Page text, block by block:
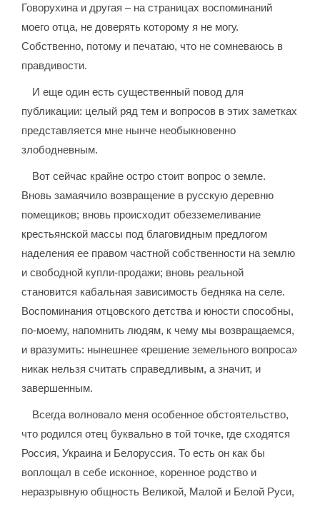
Говорухина и другая – на страницах воспоминаний
моего отца, не доверять которому я не могу.
Собственно, потому и печатаю, что не сомневаюсь в
правдивости.
И еще один есть существенный повод для
публикации: целый ряд тем и вопросов в этих заметках
представляется мне нынче необыкновенно
злободневным.
Вот сейчас крайне остро стоит вопрос о земле.
Вновь замаячило возвращение в русскую деревню
помещиков; вновь происходит обезземеливание
крестьянской массы под благовидным предлогом
наделения ее правом частной собственности на землю
и свободной купли-продажи; вновь реальной
становится кабальная зависимость бедняка на селе.
Воспоминания отцовского детства и юности способны,
по-моему, напомнить людям, к чему мы возвращаемся,
и вразумить: нынешнее «решение земельного вопроса»
никак нельзя считать справедливым, а значит, и
завершенным.
Всегда волновало меня особенное обстоятельство,
что родился отец буквально в той точке, где сходятся
Россия, Украина и Белоруссия. То есть он как бы
воплощал в себе исконное, коренное родство и
неразрывную общность Великой, Малой и Белой Руси,